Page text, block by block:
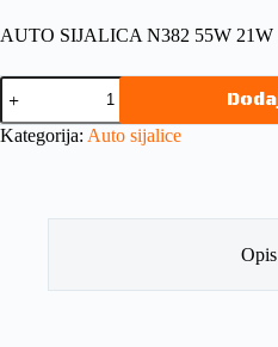
AUTO SIJALICA N382 55W
Kategorija: Auto sijalice
Opis